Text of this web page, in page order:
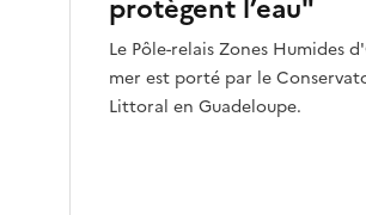
protègent l’eau"
Le Pôle-relais Zones Humides
mer est porté par le
Littoral en Guadeloupe.